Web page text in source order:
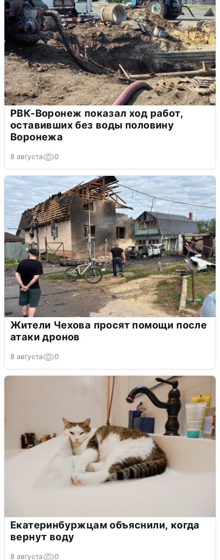
РВК-Воронеж показал ход работ,
оставивших без воды половину
Воронежа
8 августа 0
Жители Чехова просят помощи после
атаки дронов
8 августа 0
Екатеринбуржцам объяснили, когда
вернут воду
8 августа 0